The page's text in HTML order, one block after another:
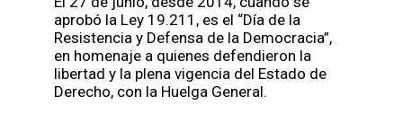
aprobó la Ley 19.211, es el “Día de la
Resistencia y Defensa de la Democracia”,
en homenaje a quienes defendieron la
libertad y la plena vigencia del Estado de
Derecho, con la Huelga General.